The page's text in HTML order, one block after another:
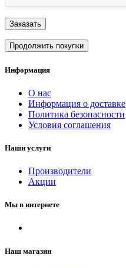
Заказать
Продолжить покупки
Информация
О нас
Информация о доставке
Политика безопасности
Условия соглашения
Наши услуги
Производители
Акции
Мы в интернете
Наш магазин